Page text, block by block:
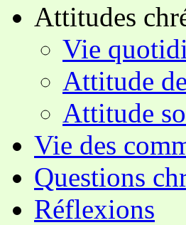
Attitudes
Vie
Attitude
Attitude
Vie des
Questions
Réflexions